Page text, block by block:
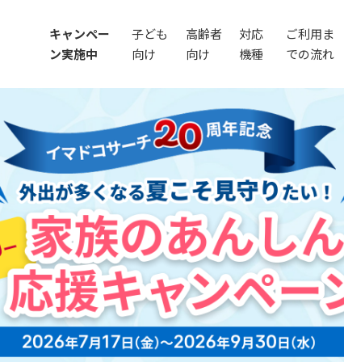
キャンペー
ン実施中
子ども
向け
高齢者
向け
対応
機種
ご利用ま
での流れ